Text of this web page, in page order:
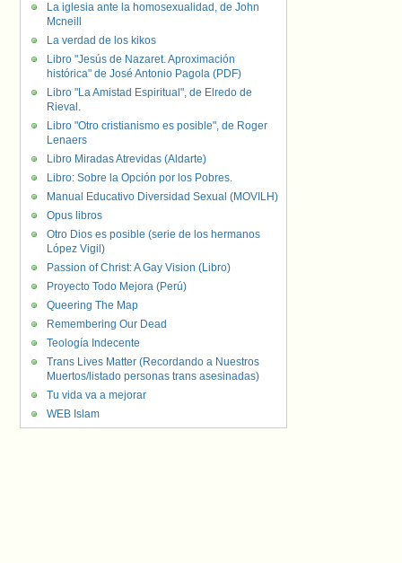
La iglesia ante la homosexualidad, de John
Mcneill
La verdad de los kikos
Libro "Jesús de Nazaret. Aproximación
histórica" de José Antonio Pagola (PDF)
Libro "La Amistad Espiritual", de Elredo de
Rieval.
Libro "Otro cristianismo es posible", de Roger
Lenaers
Libro Miradas Atrevidas (Aldarte)
Libro: Sobre la Opción por los Pobres.
Manual Educativo Diversidad Sexual (MOVILH)
Opus libros
Otro Dios es posible (serie de los hermanos
López Vigil)
Passion of Christ: A Gay Vision (Libro)
Proyecto Todo Mejora (Perú)
Queering The Map
Remembering Our Dead
Teología Indecente
Trans Lives Matter (Recordando a Nuestros
Muertos/listado personas trans asesinadas)
Tu vida va a mejorar
WEB Islam